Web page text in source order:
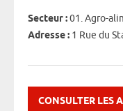
Secteur :01. Agro-
Adresse : 1 Rue du
CONSULTER LES